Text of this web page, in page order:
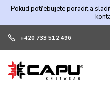
Pokud potřebujete poradit a
+420 733 512 496